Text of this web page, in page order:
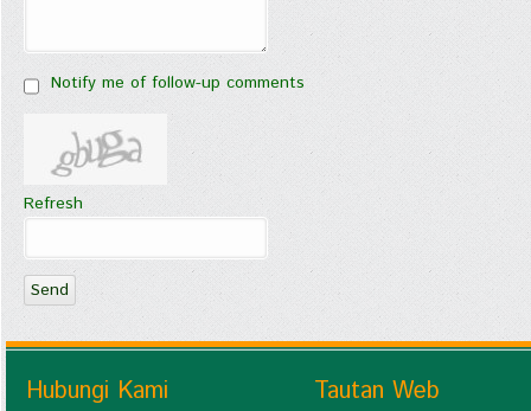
Notify me of follow-up comments
Refresh
Send
Hubungi Kami Tautan Web